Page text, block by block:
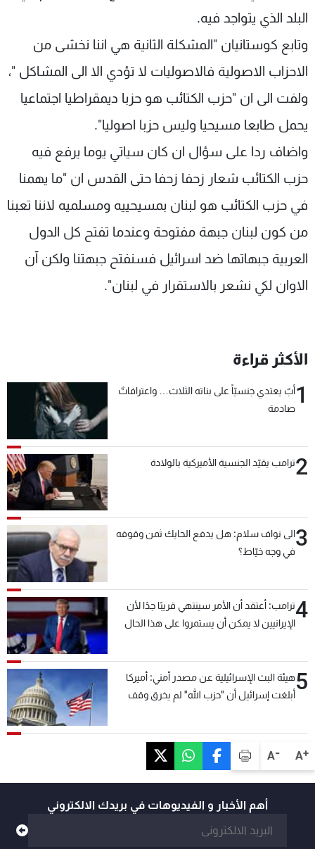
A+
A-
البلد الذي يتواجد فيه.
وتابع كوستانيان "المشكلة الثانية هي اننا نخشى من
الاحزاب الاصولية فالاصوليات لا تؤدي الا الى المشاكل "،
ولفت الى ان "حزب الكتائب هو حزبا ديمقراطيا اجتماعيا
يحمل طابعا مسيحيا وليس حزبا اصوليا".
واضاف ردا على سؤال ان كان سياتي يوما يرفع فيه
حزب الكتائب شعار زحفا زحفا حتى القدس ان "ما يهمنا
في حزب الكتائب هو لبنان بمسيحييه ومسلميه لاننا تعبنا
من كون لبنان جبهة مفتوحة وعندما تفتح كل الدول
العربية جبهاتها ضد اسرائيل فسنفتح جبهتنا ولكن آن
الاوان لكي نشعر بالاستقرار في لبنان".
الأكثر قراءة
1أبٌ يعتدي جنسيّاً على بناته الثلاث… واعترافاتٌ
صادمة
2ترامب يقيّد الجنسية الأميركية بالولادة
3الى نواف سلام: هل يدفع الحايك ثمن وقوفه
في وجه خيّاط؟
4ترامب: أعتقد أن الأمر سينتهي قريبًا جدًا لأن
الإيرانيين لا يمكن أن يستمروا على هذا الحال
5هيئة البث الإسرائيلية عن مصدر أمني: أميركا
أبلغت إسرائيل أن "حزب الله" لم يخرق وقف
أهم الأخبار و الفيديوهات في بريدك الالكتروني